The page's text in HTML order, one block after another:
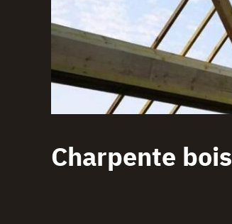
Charpente bois